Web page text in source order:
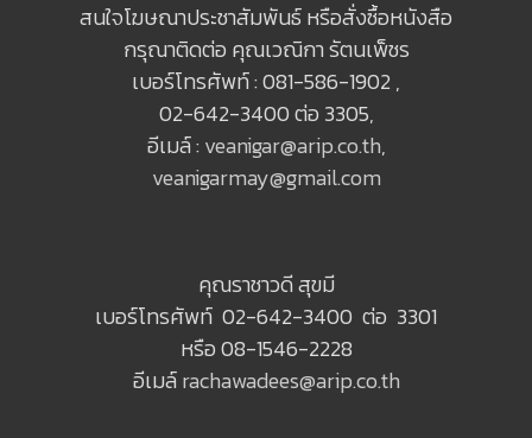
สนใจโฆษณาประชาสัมพันธ์ หรือสั่งซื้อหนังสือ
กรุณาติดต่อ คุณเวณิกา รัตนเพ็ชร
เบอร์โทรศัพท์ : 081-586-1902 ,
02-642-3400 ต่อ 3305,
อีเมล์ : veanigar@arip.co.th,
veanigarmay@gmail.com
คุณราชาวดี สุขมี
เบอร์โทรศัพท์ 02-642-3400 ต่อ 3301
หรือ 08-1546-2228
อีเมล์rachawadees@arip.co.th